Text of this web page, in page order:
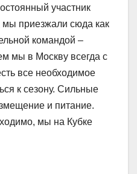
участник
мы приезжали сюда как
командой –
мы в Москву всегда с
все необходимое
к сезону. Сильные
и питание.
мы на Кубке